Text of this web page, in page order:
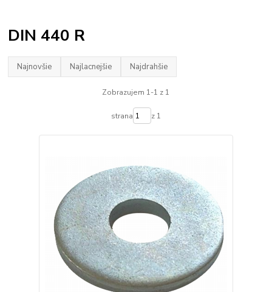
DIN 440 R
Najnovšie Najlacnejšie Najdrahšie
Zobrazujem 1-1 z 1
strana z 1